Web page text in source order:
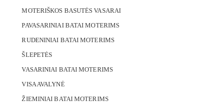
MOTERIŠKOS BASUTĖS VASARAI
PAVASARINIAI BATAI MOTERIMS
RUDENINIAI BATAI MOTERIMS
ŠLEPETĖS
VASARINIAI BATAI MOTERIMS
VISA AVALYNĖ
ŽIEMINIAI BATAI MOTERIMS